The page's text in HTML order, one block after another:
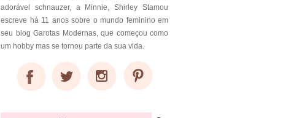
adorável schnauzer, a Minnie, Shirley Stamou
escreve há 11 anos sobre o mundo feminino em
seu blog Garotas Modernas, que começou como
um hobby mas se tornou parte da sua vida.